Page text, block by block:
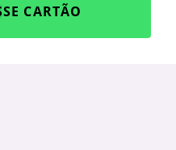
CARTÃO